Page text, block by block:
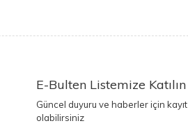
E-Bulten Listemize Katılın
Güncel duyuru ve haberler için kayıt
olabilirsiniz